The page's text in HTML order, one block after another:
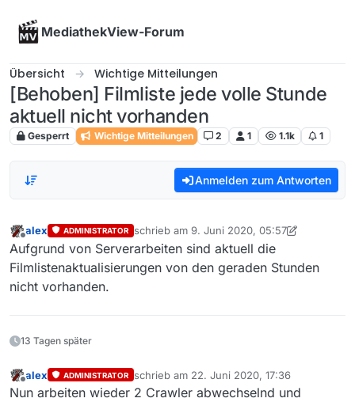
MediathekView-Forum
Übersicht Wichtige Mitteilungen
[Behoben] Filmliste jede volle Stunde
aktuell nicht vorhanden
Gesperrt Wichtige Mitteilungen 2 1 1.1k 1
Anmelden zum Antworten
Offline
alex ADMINISTRATOR schrieb am 9. Juni 2020, 05:57
zuletzt editiert von alex
Aufgrund von Serverarbeiten sind aktuell die
Filmlistenaktualisierungen von den geraden Stunden
nicht vorhanden.
13 Tagen später
Offline
alex ADMINISTRATOR schrieb am 22. Juni 2020, 17:36
zuletzt editiert von
Nun arbeiten wieder 2 Crawler abwechselnd und